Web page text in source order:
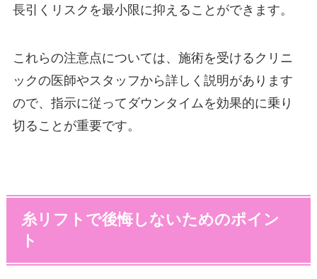
長引くリスクを最小限に抑えることができます。
これらの注意点については、施術を受けるクリニ
ックの医師やスタッフから詳しく説明があります
ので、指示に従ってダウンタイムを効果的に乗り
切ることが重要です。
糸リフトで後悔しないためのポイン
ト